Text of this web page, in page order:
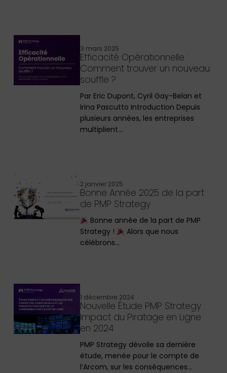
3 mars 2025
Efficacité Opérationnelle :
Comment trouver un nouveau
souffle ?
Par Eric Dupont, Cyril Gay-Belan et
Irina Pascutto Introduction Depuis
plusieurs années, les entreprises
multiplient…
2 janvier 2025
Bonne Année 2025 de la part
de PMP Strategy
Bonne année de la part de PMP
Strategy !
Alors que nous
célébrons…
1 décembre 2024
Nouvelle Étude PMP Strategy :
Impact du Piratage en Ligne
en 2024
PMP Strategy dévoile sa dernière
étude, menée pour le compte de
l’Arcom, sur les conséquences…